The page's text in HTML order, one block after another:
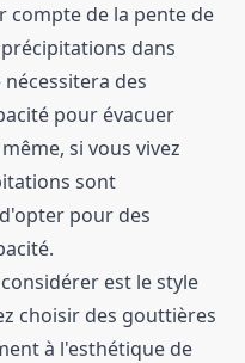
compte de la pente de
dans
des
pour évacuer
si vous vivez
sont
pour des
est le style
choisir des gouttières
à l'esthétique de